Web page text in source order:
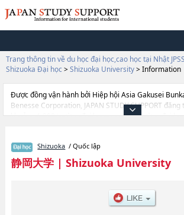
Trang thông tin về du học đại học,cao học tại Nhật JPSS
Shizuoka Đại học > Shizuoka University> Information
Được đồng vận hành bởi Hiệp hội Asia Gakusei
Benesse Corporation, JAPAN STUDY SUPPORT
khoảng 1.300 trường đại học, cao học, trường đại
cần thiết dành cho du học sinh, như là về các Ngành
ScienceshoặcNgành EducationhoặcNgành
ScienceshoặcNgành EngineeringhoặcNgành
học, thông tin liên quan đến thi tuyển như số lượng
trúng tuyển, cở sở trang thiết bị, hướng dẫn địa điểm
Shizuoka / Quốc lập
静岡大学| Shizuoka University